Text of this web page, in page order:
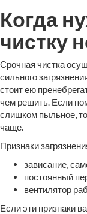
Когда
чистку
Срочная чистка
сильного
стоит ею
чем решить. Если
слишком пыльное,
чаще.
Признаки
зависание,
постоянный
вентилятор
Если эти признаки